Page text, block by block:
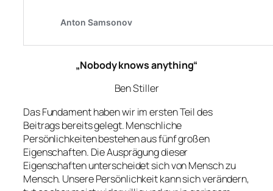
„Nobody knows anything“
Ben Stiller
Das Fundament haben wir im ersten Teil des
Beitrags bereits gelegt. Menschliche
Persönlichkeiten bestehen aus fünf großen
Eigenschaften. Die Ausprägung dieser
Eigenschaften unterscheidet sich von Mensch zu
Mensch. Unsere Persönlichkeit kann sich verändern,